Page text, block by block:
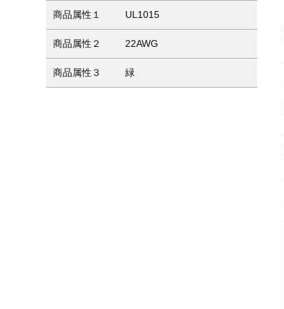
商品属性１ UL1015
商品属性２ 22AWG
商品属性３ 緑